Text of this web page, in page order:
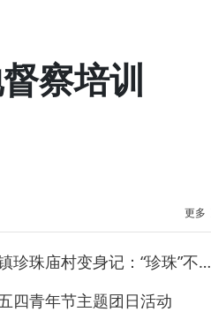
察培训
更多
随县均川镇珍珠庙村变身记：“珍珠”不藏尘“甜园”甜到心
四青年节主题团日活动